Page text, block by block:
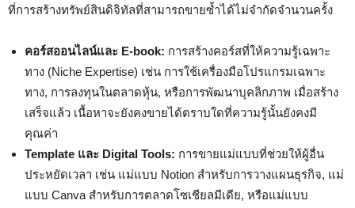
ที่การสร้างทรัพย์สินดิจิทัลที่สามารถขายซ้ำได้ไม่จำกัดจำนวนครั้ง
คอร์สออนไลน์และ E-book: การสร้างคอร์สที่ให้ความรู้เฉพาะ
ทาง (Niche Expertise) เช่น การใช้เครื่องมือโปรแกรมเฉพาะ
ทาง, การลงทุนในตลาดหุ้น, หรือการพัฒนาบุคลิกภาพ เมื่อสร้าง
เสร็จแล้ว เนื้อหาจะยังคงขายได้ตราบใดที่ความรู้นั้นยังคงมี
คุณค่า
Template และ Digital Tools: การขายแม่แบบที่ช่วยให้ผู้อื่น
ประหยัดเวลา เช่น แม่แบบ Notion สำหรับการวางแผนธุรกิจ, แม่
แบบ Canva สำหรับการตลาดโซเชียลมีเดีย, หรือแม่แบบ